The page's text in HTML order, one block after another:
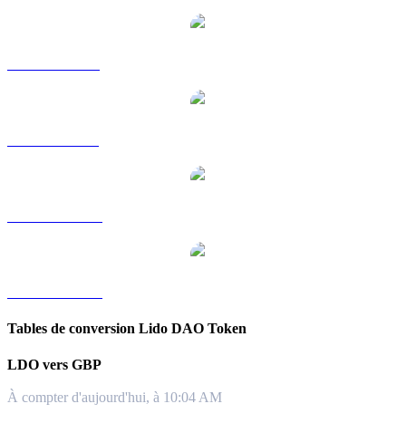
Tables de conversion Lido DAO Token
LDO vers GBP
À compter d'aujourd'hui, à 10:04 AM